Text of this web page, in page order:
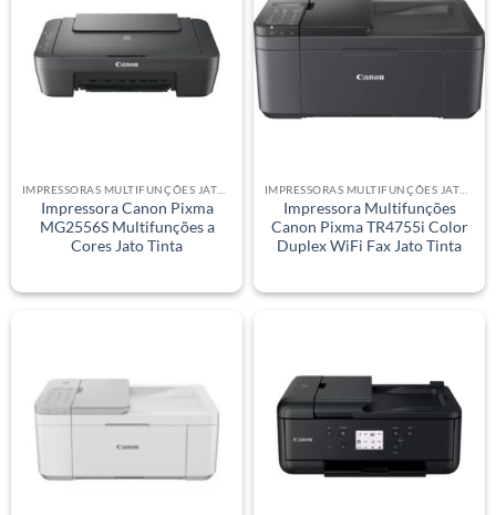
Impressora Canon Pixma
MG2556S Multifunções a
Cores Jato Tinta
Impressora Multifunções
Canon Pixma TR4755i Color
Duplex WiFi Fax Jato Tinta